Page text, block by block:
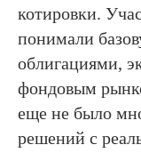
котировки.
понимали
облигациями,
фондовым
еще не было
решений с